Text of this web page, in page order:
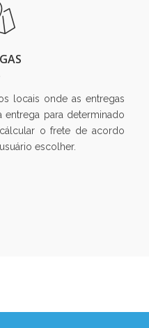
locais onde as entregas
para determinado
o frete de acordo
escolher.